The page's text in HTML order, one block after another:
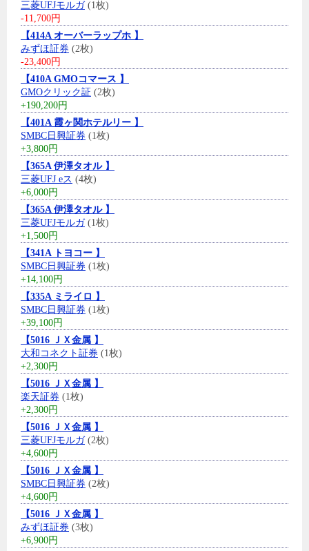
三菱UFJモルガ(1枚)
-11,700円
【414A オーバーラップホ 】
みずほ証券 (2枚)
-23,400円
【410A GMOコマース 】
GMOクリック証 (2枚)
+190,200円
【401A 霞ヶ関ホテルリー 】
SMBC日興証券 (1枚)
+3,800円
【365A 伊澤タオル 】
三菱UFJ eス (4枚)
+6,000円
【365A 伊澤タオル 】
三菱UFJモルガ(1枚)
+1,500円
【341A トヨコー 】
SMBC日興証券 (1枚)
+14,100円
【335A ミライロ 】
SMBC日興証券 (1枚)
+39,100円
【5016 ＪＸ金属 】
大和コネクト証券 (1枚)
+2,300円
【5016 ＪＸ金属 】
楽天証券 (1枚)
+2,300円
【5016 ＪＸ金属 】
三菱UFJモルガ(2枚)
+4,600円
【5016 ＪＸ金属 】
SMBC日興証券 (2枚)
+4,600円
【5016 ＪＸ金属 】
みずほ証券 (3枚)
+6,900円